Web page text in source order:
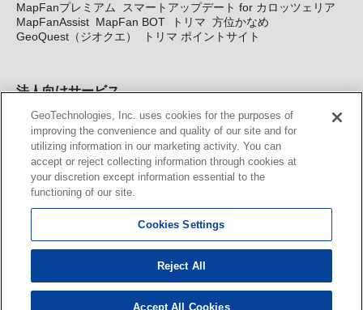
MapFanプレミアム
スマートアップデート for カロッツェリア
MapFanAssist MapFan BOT トリマ 方位かなめ
GeoQuest（ジオクエ）
トリマ ポイントサイト
法人向けサービス
法人向け地図・位置情報サービス WEBサイト・システム向け地
図API Windows PC向け地図開発キット MapFan DB 住所確認
サービス
MAP WORLD+ トリマ広告 Geo-Research
カーナビ地図更新サービス
MapFan スマートメンバーズ
KENWOOD MapFan Club
GeoTechnologies, Inc. uses cookies for the purposes of
improving the convenience and quality of our site and for
utilizing information in our marketing activity. You can
accept or reject collecting information through cookies at
your discretion except information essential to the
functioning of our site.
Cookies Settings
Reject All
Accept All Cookies